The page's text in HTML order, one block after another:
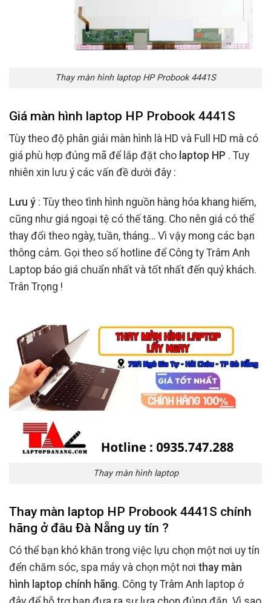
Thay màn hình laptop HP Probook 4441S
Giá màn hình laptop HP Probook 4441S
Tùy theo độ phân giải màn hình là HD và Full HD mà có
giá phù hợp đúng mã để lắp đặt cho laptop HP . Tuy
nhiên xin lưu ý các vấn đề dưới đây :
Lưu ý : Tùy theo tình hình nguồn hàng hóa khang hiếm,
cũng như giá ngoại tệ có thế tăng. Cho nên giá có thể
thay đổi theo ngày, tuần, tháng… Vì vậy mong các bạn
thông cảm. Gọi theo số hotline để Công ty Trâm Anh
Laptop báo giá chuẩn nhất và tốt nhất đến quý khách.
Trân Trọng !
Thay màn hình laptop
Thay màn laptop HP Probook 4441S chính
hãng ở đâu Đà Nẵng uy tín ?
Có thể bạn khó khăn trong việc lựu chọn một nơi uy tín
đển chăm sóc, spa máy và chọn một nơi thay màn
hình laptop chính hãng. Công ty Trâm Anh laptop ở